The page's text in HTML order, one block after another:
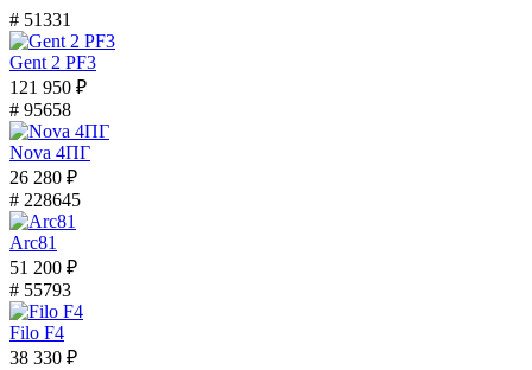
# 51331
Gent 2 PF3
121 950 ₽
# 95658
Nova 4ПГ
26 280 ₽
# 228645
Arc81
51 200 ₽
# 55793
Filo F4
38 330 ₽